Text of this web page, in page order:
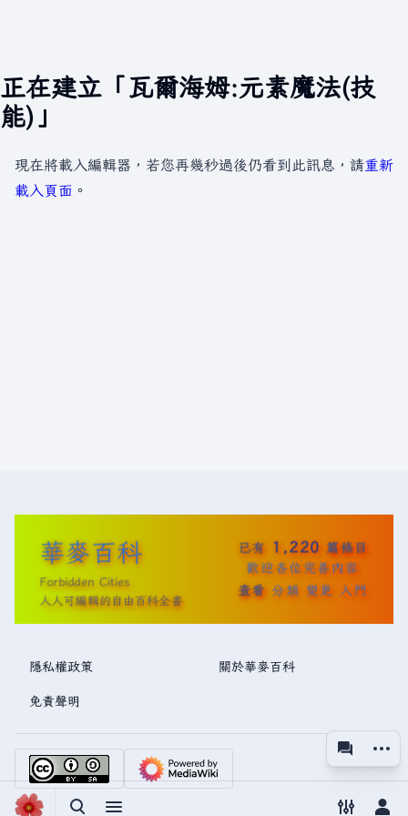
正在建立「瓦爾海姆:元素魔法(技
能)」
視圖
更多
現在將載入編輯器，若您再幾秒過後仍看到此訊息，請重新
載入頁面 。
華麥百科
Forbidden Cities
人人可編輯的自由百科全書
已有 1,220 篇條目
歡迎各位完善內容
查看 分類 變更 入門
隱私權政策 關於華麥百科
免責聲明